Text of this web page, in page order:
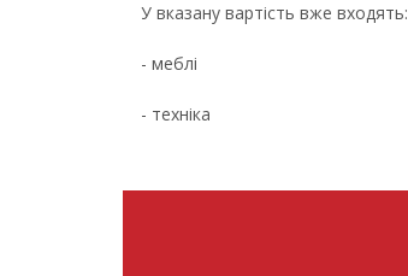
У вказану вартість вже входять:
- меблі
- техніка